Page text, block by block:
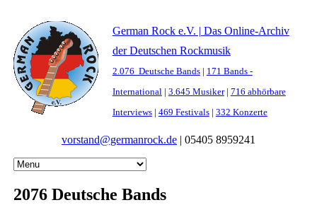
German Rock e.V. | Das Online-Archiv
der Deutschen Rockmusik
2.076 Deutsche Bands| 171 Bands -
International| 3.645 Musiker| 716 abhörbare
Interviews| 469 Festivals| 332 Konzerte
vorstand@germanrock.de| 05405 8959241
2076 Deutsche Bands